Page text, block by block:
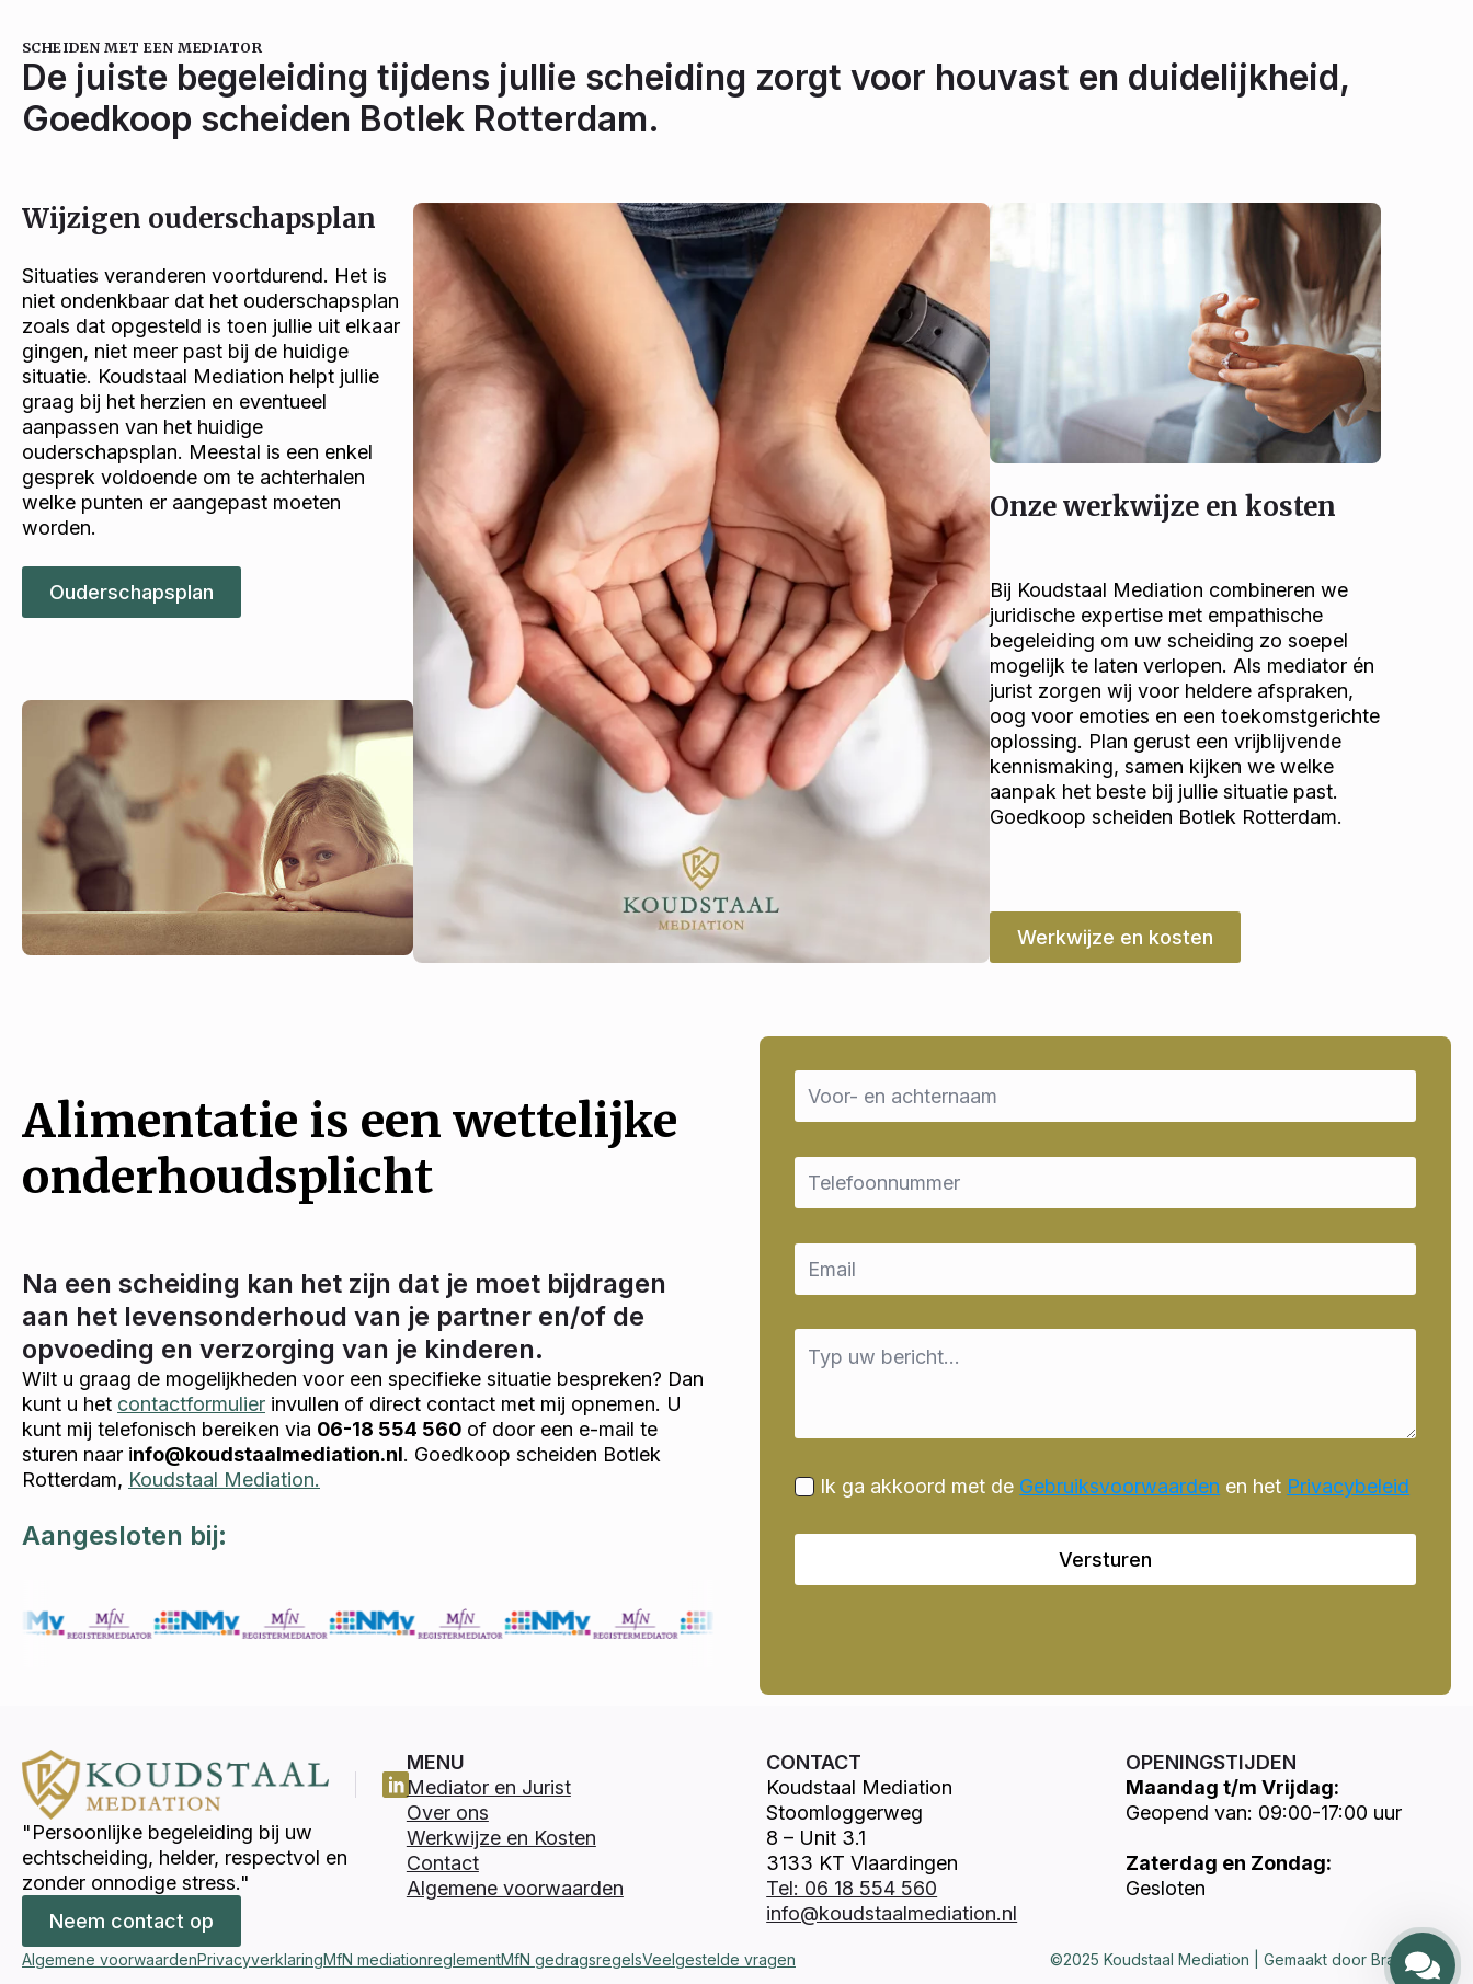
SCHEIDEN MET EEN MEDIATOR
De juiste begeleiding tijdens jullie scheiding zorgt voor houvast en duidelijkheid,
Goedkoop scheiden Botlek Rotterdam.
Wijzigen ouderschapsplan
Situaties veranderen voortdurend. Het is
niet ondenkbaar dat het ouderschapsplan
zoals dat opgesteld is toen jullie uit elkaar
gingen, niet meer past bij de huidige
situatie. Koudstaal Mediation helpt jullie
graag bij het herzien en eventueel
aanpassen van het huidige
ouderschapsplan. Meestal is een enkel
gesprek voldoende om te achterhalen
welke punten er aangepast moeten
worden.
Ouderschapsplan
Onze werkwijze en kosten
Bij Koudstaal Mediation combineren we
juridische expertise met empathische
begeleiding om uw scheiding zo soepel
mogelijk te laten verlopen. Als mediator én
jurist zorgen wij voor heldere afspraken,
oog voor emoties en een toekomstgerichte
oplossing. Plan gerust een vrijblijvende
kennismaking, samen kijken we welke
aanpak het beste bij jullie situatie past.
Goedkoop scheiden Botlek Rotterdam.
Werkwijze en kosten
Alimentatie is een wettelijke
onderhoudsplicht
Na een scheiding kan het zijn dat je moet bijdragen
aan het levensonderhoud van je partner en/of de
opvoeding en verzorging van je kinderen.
Wilt u graag de mogelijkheden voor een specifieke situatie bespreken? Dan
kunt u het contactformulier invullen of direct contact met mij opnemen. U
kunt mij telefonisch bereiken via 06-18 554 560 of door een e-mail te
sturen naar info@koudstaalmediation.nl. Goedkoop scheiden Botlek
Rotterdam, Koudstaal Mediation.
Aangesloten bij:
Name
*
Email
Email
Message
Ik ga akkoord met de Gebruiksvoorwaarden en het Privacybeleid
Versturen
"Persoonlijke begeleiding bij uw
echtscheiding, helder, respectvol en
zonder onnodige stress."
Neem contact op
MENU
Mediator en Jurist
Over ons
Werkwijze en Kosten
Contact
Algemene voorwaarden
CONTACT
Koudstaal Mediation
Stoomloggerweg
8 – Unit 3.1
3133 KT Vlaardingen
Tel: 06 18 554 560
info@koudstaalmediation.nl
OPENINGSTIJDEN
Maandag t/m Vrijdag:
Geopend van: 09:00-17:00 uur
Zaterdag en Zondag:
Gesloten
Algemene voorwaardenPrivacyverklaringMfN mediationreglementMfN gedragsregelsVeelgestelde vragen ©2025 Koudstaal Mediation | Gemaakt door Brandways